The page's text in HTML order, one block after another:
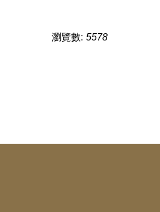
瀏覽數: 5578